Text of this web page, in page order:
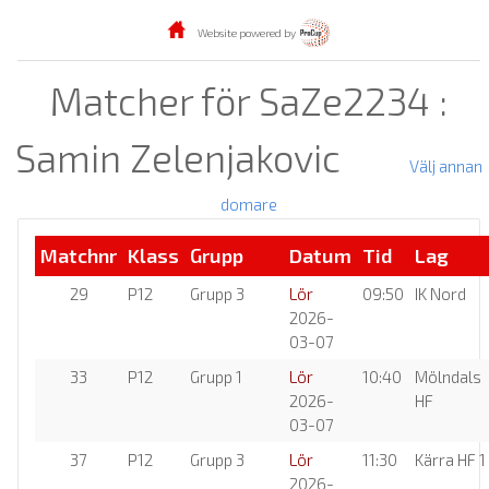
Website powered by
Matcher för SaZe2234 :
Samin Zelenjakovic
Välj annan
domare
Matchnr Klass Grupp Datum Tid Lag
29 P12 Grupp 3
Lör
2026-
03-07
09:50 IK Nord
33 P12 Grupp 1
Lör
2026-
03-07
10:40
Mölndals
HF
37 P12 Grupp 3
Lör
2026-
11:30 Kärra HF 1